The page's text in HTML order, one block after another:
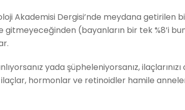
Akademisi Dergisi’nde meydana getirilen
(bayanların bir tek %8’i
yada şüpheleniyorsanız,
hormonlar ve retinoidler hamile